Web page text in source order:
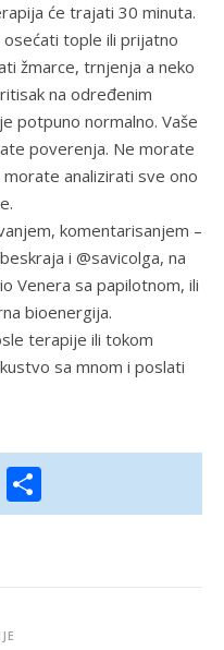
će trajati 30 minuta.
osećati tople ili prijatno
žmarce, trnjenja a neko
na određenim
potpuno normalno. Vaše
poverenja. Ne morate
analizirati sve ono
komentarisanjem –
i @savicolga, na
Venera sa papilotnom, ili
bioenergija.
terapije ili tokom
sa mnom i poslati
Twitter